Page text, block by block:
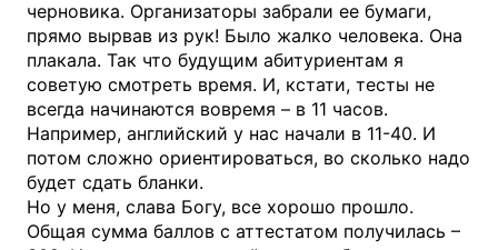
черновика. Организаторы забрали ее бумаги,
прямо вырвав из рук! Было жалко человека. Она
плакала. Так что будущим абитуриентам я
советую смотреть время. И, кстати, тесты не
всегда начинаются вовремя – в 11 часов.
Например, английский у нас начали в 11-40. И
потом сложно ориентироваться, во сколько надо
будет сдать бланки.
Но у меня, слава Богу, все хорошо прошло.
Общая сумма баллов с аттестатом получилась –